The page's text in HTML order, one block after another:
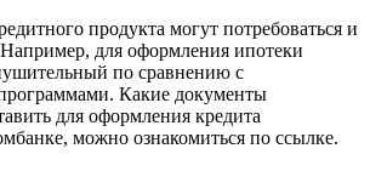
продукта могут потребоваться и
для оформления ипотеки
по сравнению с
Какие документы
для оформления кредита
можно ознакомиться по ссылке.